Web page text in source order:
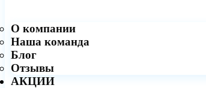
О компании
Наша команда
Блог
Отзывы
АКЦИИ